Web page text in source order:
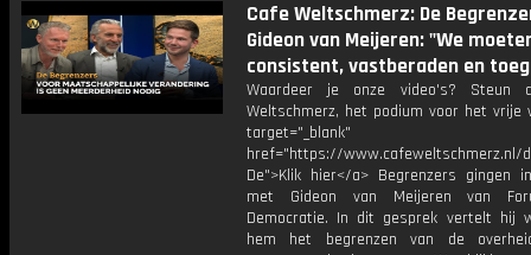
Cafe Weltschmerz: De
Gideon van Meijeren: "We
consistent, vastberaden en
Waardeer je onze video's? Steun
Weltschmerz, het podium voor het vrije
target="_blank"
href="https://www.cafeweltschmerz.nl/
De">Klik hier</a> Begrenzers gingen
met Gideon van Meijeren van
Democratie. In dit gesprek vertelt hij
hem het begrenzen van de